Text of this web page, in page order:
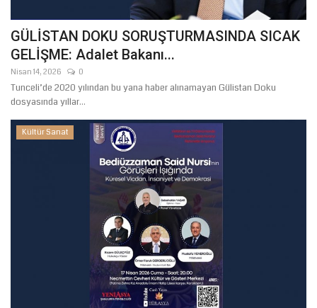
GÜLİSTAN DOKU SORUŞTURMASINDA SICAK
GELİŞME: Adalet Bakanı...
Nisan 14, 2026 0
Tunceli’de 2020 yılından bu yana haber alınamayan Gülistan Doku
dosyasında yıllar...
Kültür Sanat